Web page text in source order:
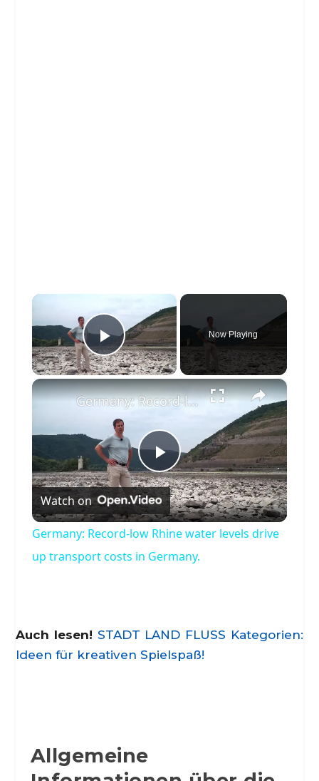
×
Play Video
Now Playing
×
Play
Video
Germany: Record-low Rhine water levels drive up transport costs in Germany.
Watch on
Germany: Record-low Rhine water levels drive
up transport costs in Germany.
Auch lesen! STADT LAND FLUSS Kategorien:
Ideen für kreativen Spielspaß!
Allgemeine